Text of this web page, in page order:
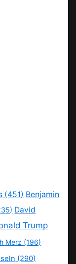
(451) Benjamin
David
Trump
Merz (196)
(290)